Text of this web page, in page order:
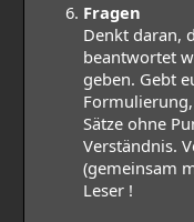
Fragen
Denkt daran,
beantwortet
geben. Gebt
Sätze ohne
Verständnis.
(gemeinsam
Leser !